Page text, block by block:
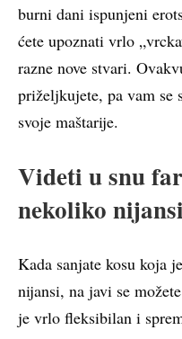
burni dani ispunjeni
ćete upoznati vrlo
razne nove stvari.
priželjkujete, pa vam se
svoje maštarije.
Videti u snu
nekoliko nijansi
Kada sanjate kosu koja
nijansi, na javi se
je vrlo fleksibilan i